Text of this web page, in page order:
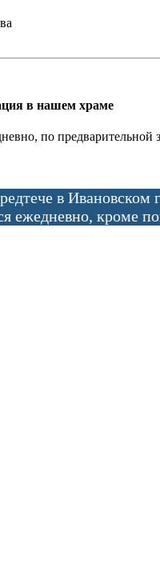
в нашем храме
по предварительной
в Ивановском
ежедневно, кроме